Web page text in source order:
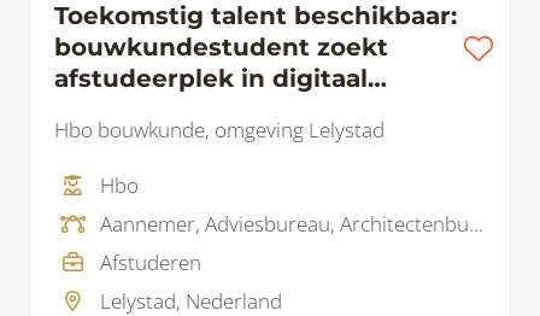
Toekomstig talent beschikbaar:
bouwkundestudent zoekt
afstudeerplek in digitaal
Hbo bouwkunde, omgeving Lelystad
Hbo
Aannemer, Adviesbureau, Architectenbureau, Ingenieursbureau, Softwareleverancier, Woningcorporatie
Afstuderen
Lelystad, Nederland